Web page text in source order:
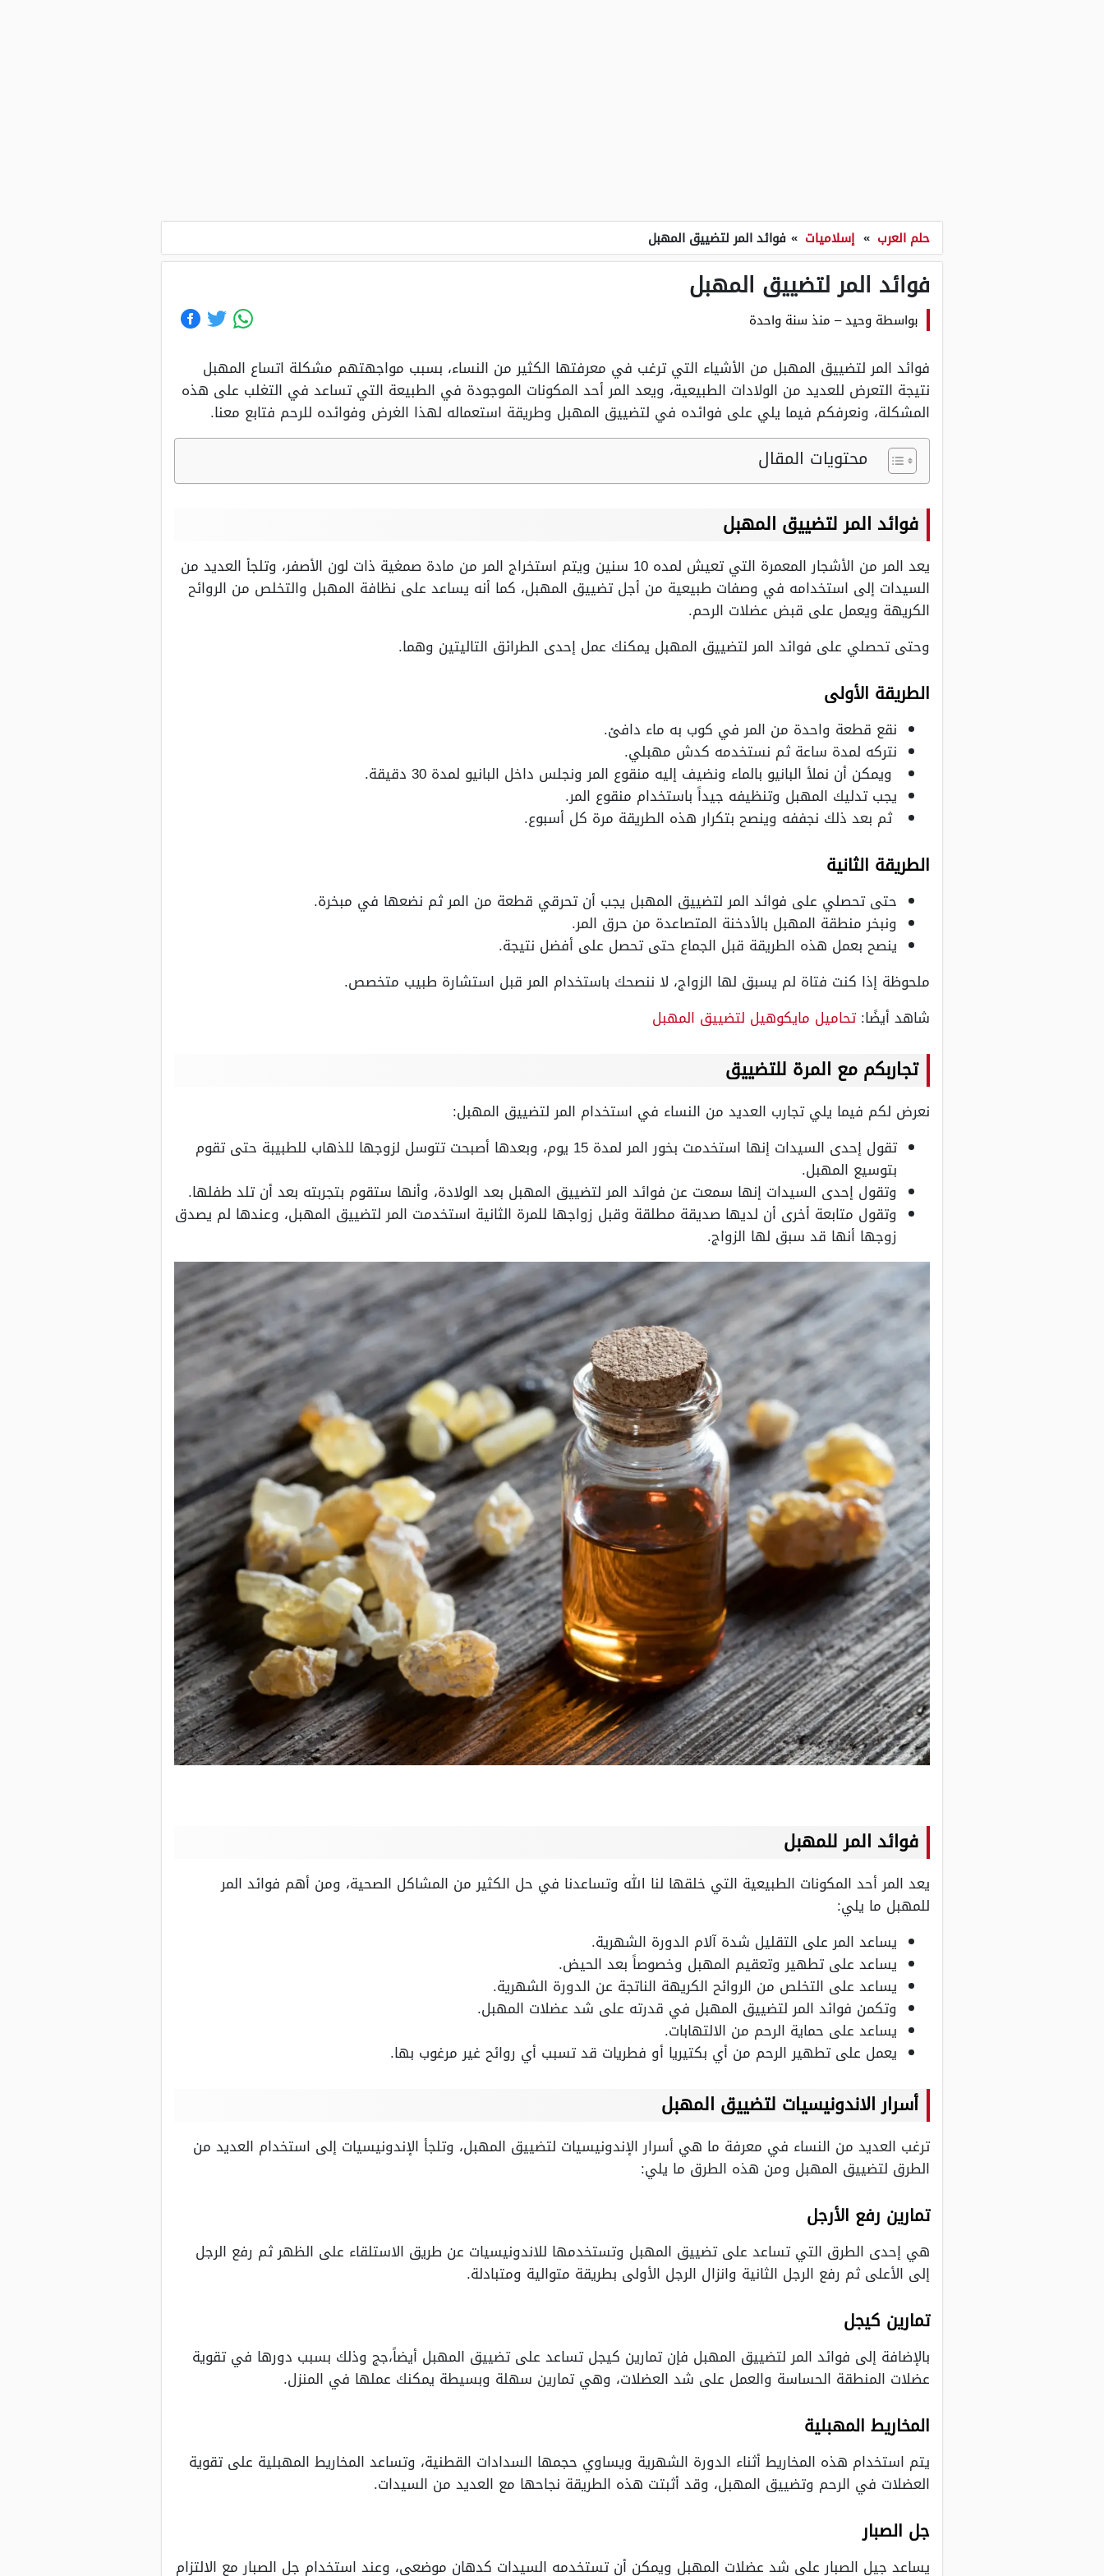
حلم العرب » إسلاميات » فوائد المر لتضييق المهبل
فوائد المر لتضييق المهبل
بواسطة وحيد– منذ سنة واحدة
فوائد المر لتضييق المهبل من الأشياء التي ترغب في معرفتها الكثير من النساء، بسبب مواجهتهم مشكلة اتساع المهبل
نتيجة التعرض للعديد من الولادات الطبيعية، ويعد المر أحد المكونات الموجودة في الطبيعة التي تساعد في التغلب على هذه
المشكلة، ونعرفكم فيما يلي على فوائده في لتضييق المهبل وطريقة استعماله لهذا الغرض وفوائده للرحم فتابع معنا.
محتويات المقال
فوائد المر لتضييق المهبل
يعد المر من الأشجار المعمرة التي تعيش لمده 10 سنين ويتم استخراج المر من مادة صمغية ذات لون الأصفر، وتلجأ العديد من
السيدات إلى استخدامه في وصفات طبيعية من أجل تضييق المهبل، كما أنه يساعد على نظافة المهبل والتخلص من الروائح
الكريهة ويعمل على قبض عضلات الرحم.
وحتى تحصلي على فوائد المر لتضييق المهبل يمكنك عمل إحدى الطرائق التاليتين وهما.
الطريقة الأولى
نقع قطعة واحدة من المر في كوب به ماء دافئ.
نتركه لمدة ساعة ثم نستخدمه كدش مهبلي.
ويمكن أن نملأ البانيو بالماء ونضيف إليه منقوع المر ونجلس داخل البانيو لمدة 30 دقيقة.
يجب تدليك المهبل وتنظيفه جيداً باستخدام منقوع المر.
ثم بعد ذلك نجففه وينصح بتكرار هذه الطريقة مرة كل أسبوع.
الطريقة الثانية
حتى تحصلي على فوائد المر لتضييق المهبل يجب أن تحرقي قطعة من المر ثم نضعها في مبخرة.
ونبخر منطقة المهبل بالأدخنة المتصاعدة من حرق المر.
ينصح بعمل هذه الطريقة قبل الجماع حتى تحصل على أفضل نتيجة.
ملحوظة إذا كنت فتاة لم يسبق لها الزواج، لا ننصحك باستخدام المر قبل استشارة طبيب متخصص.
شاهد أيضًا:تحاميل مايكوهيل لتضييق المهبل
تجاربكم مع المرة للتضييق
نعرض لكم فيما يلي تجارب العديد من النساء في استخدام المر لتضييق المهبل:
تقول إحدى السيدات إنها استخدمت بخور المر لمدة 15 يوم، وبعدها أصبحت تتوسل لزوجها للذهاب للطبيبة حتى تقوم
بتوسيع المهبل.
وتقول إحدى السيدات إنها سمعت عن فوائد المر لتضييق المهبل بعد الولادة، وأنها ستقوم بتجربته بعد أن تلد طفلها.
وتقول متابعة أخرى أن لديها صديقة مطلقة وقبل زواجها للمرة الثانية استخدمت المر لتضييق المهبل، وعندها لم يصدق
زوجها أنها قد سبق لها الزواج.
فوائد المر للمهبل
يعد المر أحد المكونات الطبيعية التي خلقها لنا الله وتساعدنا في حل الكثير من المشاكل الصحية، ومن أهم فوائد المر
للمهبل ما يلي:
يساعد المر على التقليل شدة آلام الدورة الشهرية.
يساعد على تطهير وتعقيم المهبل وخصوصاً بعد الحيض.
يساعد على التخلص من الروائح الكريهة الناتجة عن الدورة الشهرية.
وتكمن فوائد المر لتضييق المهبل في قدرته على شد عضلات المهبل.
يساعد على حماية الرحم من الالتهابات.
يعمل على تطهير الرحم من أي بكتيريا أو فطريات قد تسبب أي روائح غير مرغوب بها.
أسرار الاندونيسيات لتضييق المهبل
ترغب العديد من النساء في معرفة ما هي أسرار الإندونيسيات لتضييق المهبل، وتلجأ الإندونيسيات إلى استخدام العديد من
الطرق لتضييق المهبل ومن هذه الطرق ما يلي:
تمارين رفع الأرجل
هي إحدى الطرق التي تساعد على تضييق المهبل وتستخدمها للاندونيسيات عن طريق الاستلقاء على الظهر ثم رفع الرجل
إلى الأعلى ثم رفع الرجل الثانية وانزال الرجل الأولى بطريقة متوالية ومتبادلة.
تمارين كيجل
بالإضافة إلى فوائد المر لتضييق المهبل فإن تمارين كيجل تساعد على تضييق المهبل أيضاً،جج وذلك بسبب دورها في تقوية
عضلات المنطقة الحساسة والعمل على شد العضلات، وهي تمارين سهلة وبسيطة يمكنك عملها في المنزل.
المخاريط المهبلية
يتم استخدام هذه المخاريط أثناء الدورة الشهرية ويساوي حجمها السدادات القطنية، وتساعد المخاريط المهبلية على تقوية
العضلات في الرحم وتضييق المهبل، وقد أثبتت هذه الطريقة نجاحها مع العديد من السيدات.
جل الصبار
يساعد جيل الصبار على شد عضلات المهبل ويمكن أن تستخدمه السيدات كدهان موضعي، وعند استخدام جل الصبار مع الالتزام